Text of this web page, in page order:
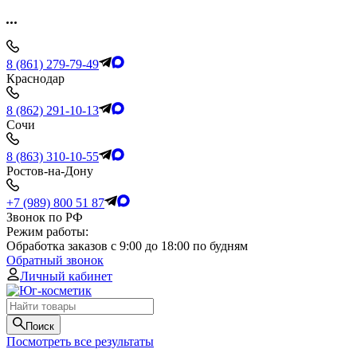
8 (861) 279-79-49
Краснодар
8 (862) 291-10-13
Сочи
8 (863) 310-10-55
Ростов-на-Дону
+7 (989) 800 51 87
Звонок по РФ
Режим работы:
Обработка заказов с 9:00 до 18:00 по будням
Обратный звонок
Личный кабинет
Поиск
Посмотреть все результаты